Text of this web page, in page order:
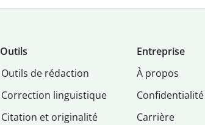
Outils
Outils de rédaction
Correction linguistique
Citation et originalité
Entreprise
À propos
Confidentialité
Carrière